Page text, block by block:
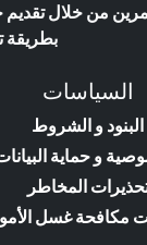
من خلال تقديم
بطريقة
السياسات
البنود و الشروط
و حماية
المخاطر
مكافحة غسل